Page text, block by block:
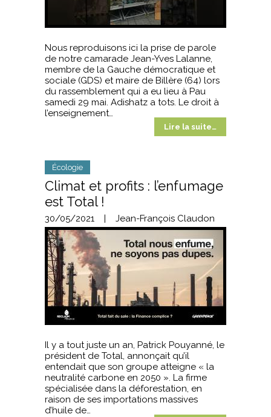
Nous reproduisons ici la prise de parole
de notre camarade Jean-Yves Lalanne,
membre de la Gauche démocratique et
sociale (GDS) et maire de Billère (64) lors
du rassemblement qui a eu lieu à Pau
samedi 29 mai. Adishatz a tots. Le droit à
l’enseignement…
Lire la suite…
Écologie
Climat et profits : l’enfumage
est Total !
30/05/2021 | Jean-François Claudon
Il y a tout juste un an, Patrick Pouyanné, le
président de Total, annonçait qu’il
entendait que son groupe atteigne « la
neutralité carbone en 2050 ». La firme
spécialisée dans la déforestation, en
raison de ses importations massives
d’huile de…